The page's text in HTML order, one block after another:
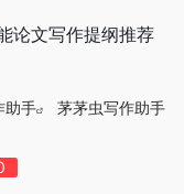
论文写作提纲推荐
助手
茅茅虫写作助手